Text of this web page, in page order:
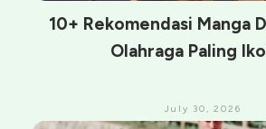
10+ Rekomendasi Manga
Olahraga Paling
July 30, 2026